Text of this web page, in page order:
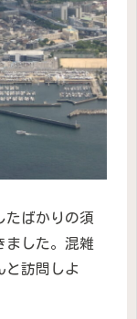
たばかりの須
ました。混雑
と訪問しよ